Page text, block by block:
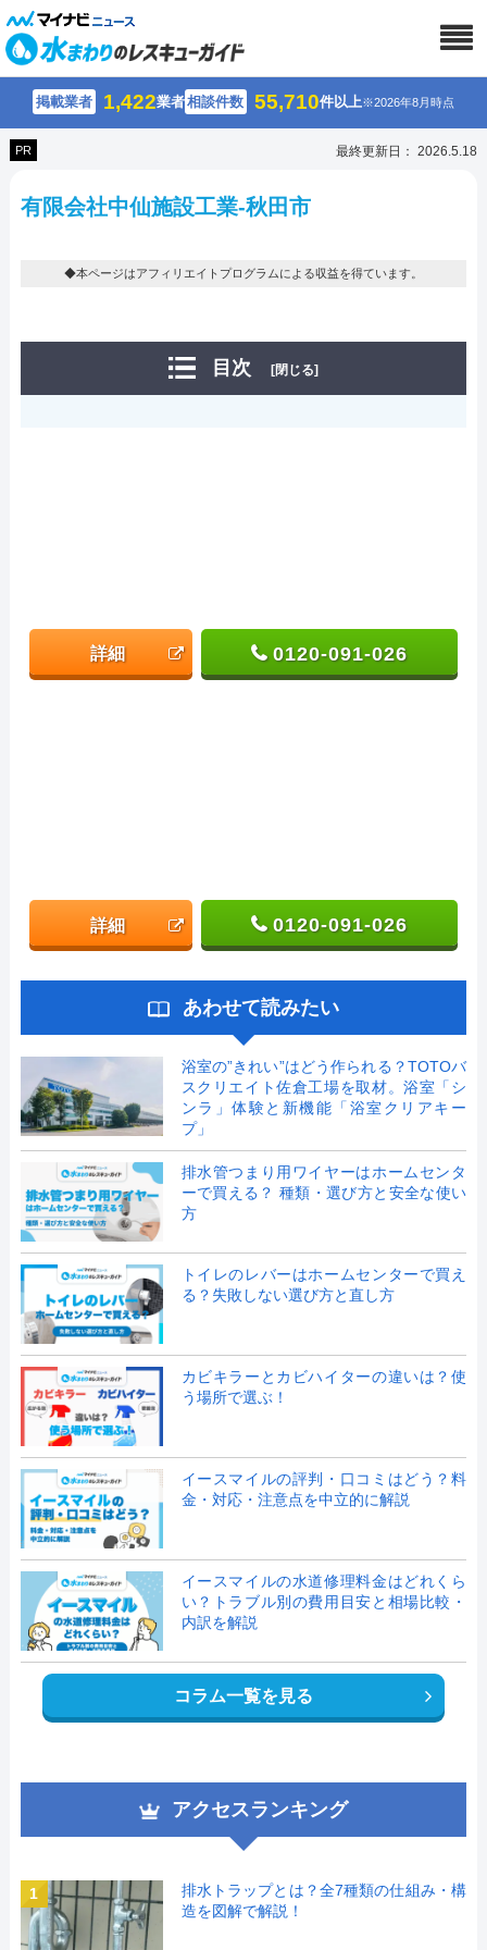
掲載業者 1,422業者相談件数 55,710件以上※2026年8月時点
PR 最終更新日： 2026.5.18
有限会社中仙施設工業-秋田市
◆本ページはアフィリエイトプログラムによる収益を得ています。
目次 [閉じる]
詳細 0120-091-026
詳細 0120-091-026
あわせて読みたい
浴室の”きれい”はどう作られる？TOTOバ
スクリエイト佐倉工場を取材。浴室「シ
ンラ」体験と新機能「浴室クリアキー
プ」
排水管つまり用ワイヤーはホームセンタ
ーで買える？ 種類・選び方と安全な使い
方
トイレのレバーはホームセンターで買え
る？失敗しない選び方と直し方
カビキラーとカビハイターの違いは？使
う場所で選ぶ！
イースマイルの評判・口コミはどう？料
金・対応・注意点を中立的に解説
イースマイルの水道修理料金はどれくら
い？トラブル別の費用目安と相場比較・
内訳を解説
コラム一覧を見る
アクセスランキング
1
排水トラップとは？全7種類の仕組み・構
造を図解で解説！